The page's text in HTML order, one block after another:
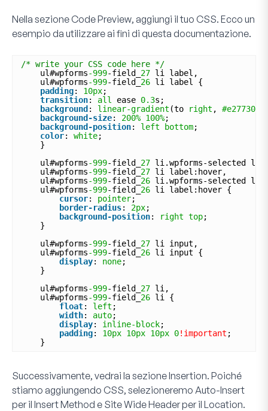
Nella sezione Code Preview, aggiungi il tuo CSS. Ecco un
esempio da utilizzare ai fini di questa documentazione.
/* write your CSS code here */
ul#wpforms-999-field_ 27 li label,
ul#wpforms-999-field_ 26 li label {
padding: 10px;
transition: all ease 0.3s;
background : linear-gradient (to right , #e27730
background-size: 200% 100%;
background-position: left bottom;
color: white;
}
ul#wpforms-999-field_ 27 li.wpforms-selected
ul#wpforms-999-field_ 27 li label:hover,
ul#wpforms-999-field_ 26 li.wpforms-selected
ul#wpforms-999-field_ 26 li label:hover {
cursor: pointer;
border-radius: 2px;
background-position: right top;
}
ul#wpforms-999-field_ 27 li input,
ul#wpforms-999-field_ 26 li input {
display: none;
}
ul#wpforms-999-field_ 27 li,
ul#wpforms-999-field_ 26 li {
float: left ;
width: auto;
display: inline-block;
padding: 10px 10px 10px 0!important ;
}
Successivamente, vedrai la sezioneInsertion. Poiché
stiamo aggiungendo CSS, selezioneremo Auto-Insert
per il Insert Method e Site Wide Headerper il Location.